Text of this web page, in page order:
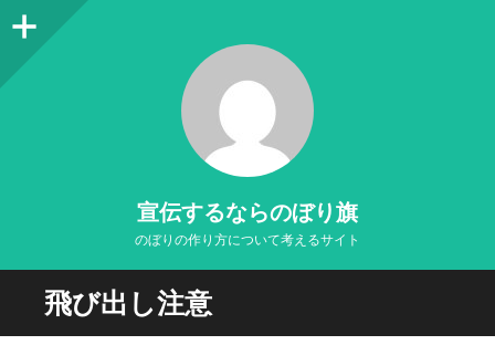
宣伝するならのぼり旗
のぼりの作り方について考えるサイト
飛び出し注意